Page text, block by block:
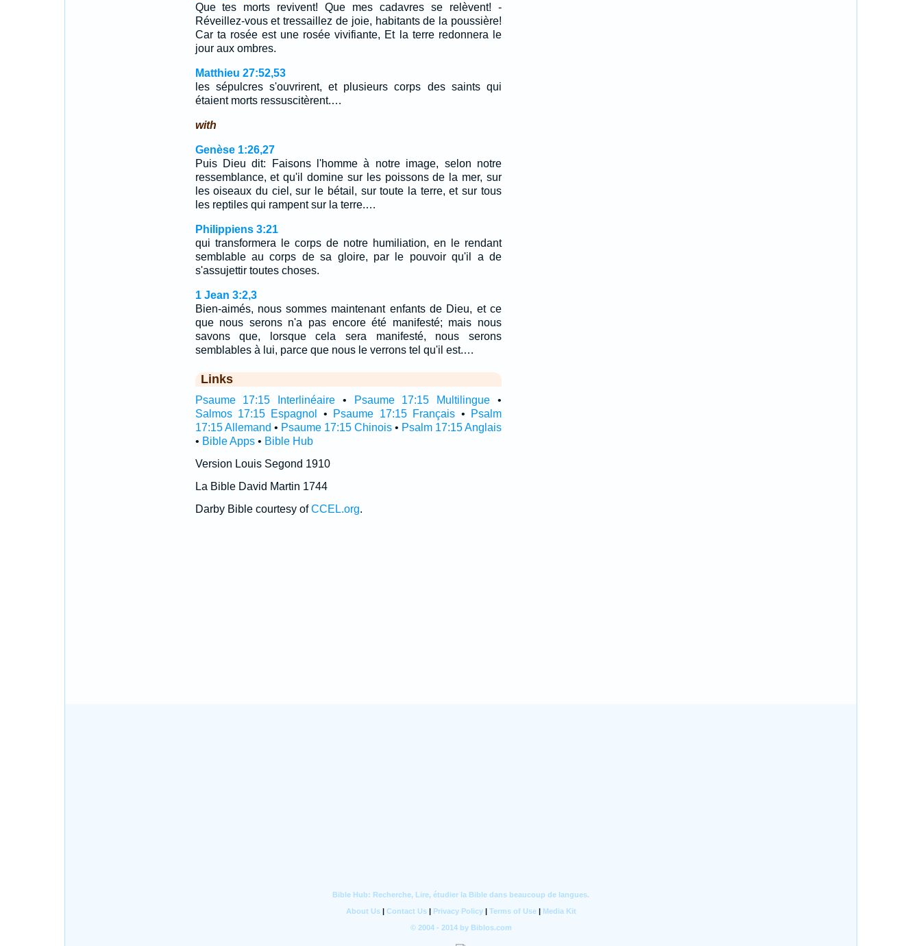
Que tes morts revivent! Que mes cadavres se relèvent! -
Réveillez-vous et tressaillez de joie, habitants de la poussière!
Car ta rosée est une rosée vivifiante, Et la terre redonnera le
jour aux ombres.
Matthieu 27:52,53
les sépulcres s'ouvrirent, et plusieurs corps des saints qui
étaient morts ressuscitèrent.…
with
Genèse 1:26,27
Puis Dieu dit: Faisons l'homme à notre image, selon notre
ressemblance, et qu'il domine sur les poissons de la mer, sur
les oiseaux du ciel, sur le bétail, sur toute la terre, et sur tous
les reptiles qui rampent sur la terre.…
Philippiens 3:21
qui transformera le corps de notre humiliation, en le rendant
semblable au corps de sa gloire, par le pouvoir qu'il a de
s'assujettir toutes choses.
1 Jean 3:2,3
Bien-aimés, nous sommes maintenant enfants de Dieu, et ce
que nous serons n'a pas encore été manifesté; mais nous
savons que, lorsque cela sera manifesté, nous serons
semblables à lui, parce que nous le verrons tel qu'il est.…
Links
Psaume 17:15 Interlinéaire • Psaume 17:15 Multilingue •
Salmos 17:15 Espagnol
• Psaume 17:15 Français •
Psalm
17:15 Allemand • Psaume 17:15 Chinois• Psalm 17:15 Anglais
• Bible Apps• Bible Hub
Version Louis Segond 1910
La Bible David Martin 1744
Darby Bible courtesy ofCCEL.org.